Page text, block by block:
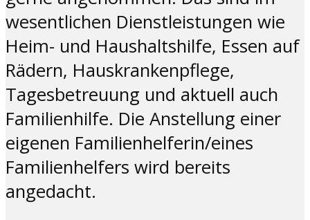
wesentlichen Dienstleistungen wie
Heim- und Haushaltshilfe, Essen auf
Rädern, Hauskrankenpflege,
Tagesbetreuung und aktuell auch
Familienhilfe. Die Anstellung einer
eigenen Familienhelferin/eines
Familienhelfers wird bereits
angedacht.